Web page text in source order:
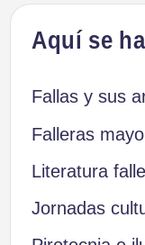
Aquí se
Fallas y sus
Falleras
Literatura
Jornadas